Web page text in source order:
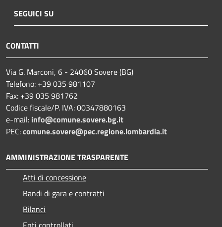
SEGUICI SU
CONTATTI
Via G. Marconi, 6 - 24060 Sovere (BG)
Telefono: +39 035 981107
Fax: +39 035 981762
Codice fiscale/P. IVA: 00347880163
e-mail: info@comune.sovere.bg.it
PEC:comune.sovere@pec.regione.lombardia.it
AMMINISTRAZIONE TRASPARENTE
Atti di concessione
Bandi di gara e contratti
Bilanci